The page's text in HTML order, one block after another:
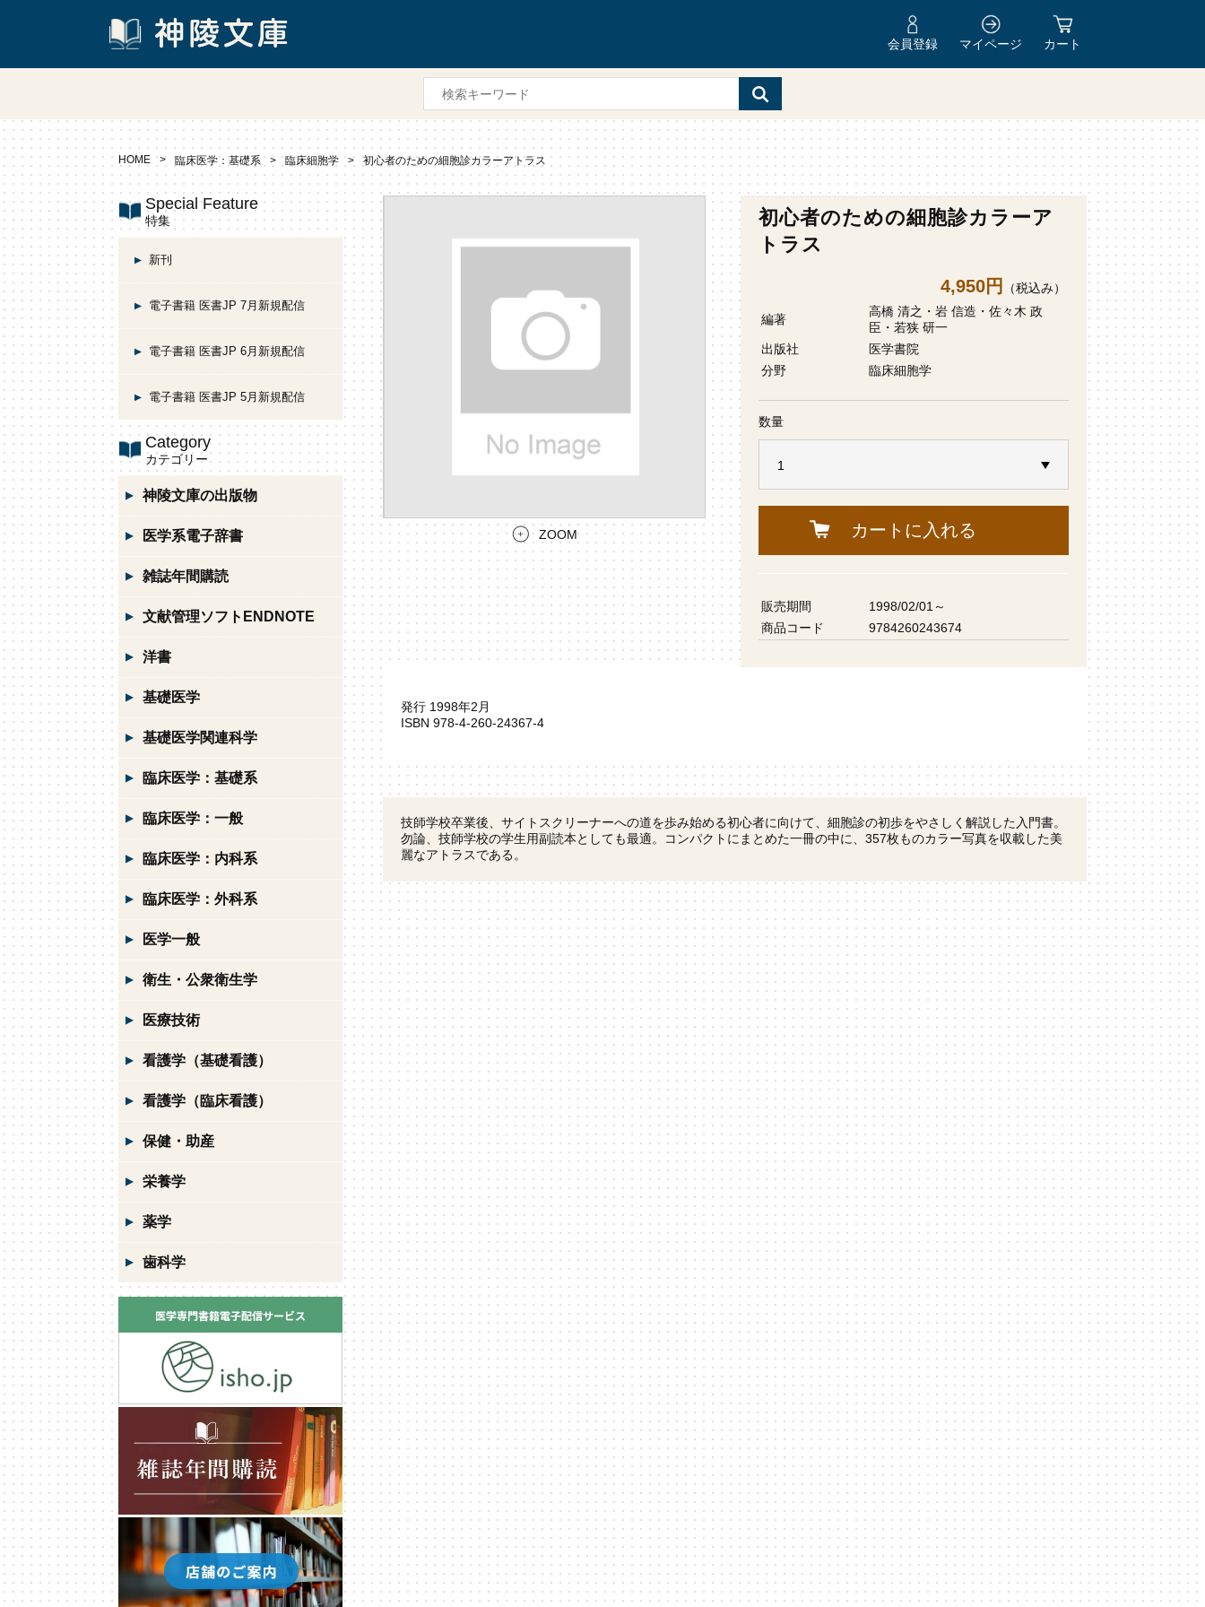
会員登録 マイページ カート
HOME 臨床医学：基礎系 臨床細胞学 初心者のための細胞診カラーアトラス
ZOOM
初心者のための細胞診カラーア
トラス
4,950円 （税込み）
編著
高橋 清之・岩 信造・佐々木 政
臣・若狭 研一
出版社
医学書院
分野
臨床細胞学
数量
カートに入れる
販売期間
1998/02/01～
商品コード
9784260243674
発行 1998年2月
ISBN 978-4-260-24367-4
技師学校卒業後、サイトスクリーナーへの道を歩み始める初心者に向けて、細胞診の初歩をやさしく解説した入門書。
勿論、技師学校の学生用副読本としても最適。コンパクトにまとめた一冊の中に、357枚ものカラー写真を収載した美
麗なアトラスである。
Special Feature
特集
新刊
電子書籍 医書JP 7月新規配信
電子書籍 医書JP 6月新規配信
電子書籍 医書JP 5月新規配信
Category
カテゴリー
神陵文庫の出版物
医学系電子辞書
雑誌年間購読
文献管理ソフトENDNOTE
洋書
基礎医学
基礎医学関連科学
臨床医学：基礎系
臨床医学：一般
臨床医学：内科系
臨床医学：外科系
医学一般
衛生・公衆衛生学
医療技術
看護学（基礎看護）
看護学（臨床看護）
保健・助産
栄養学
薬学
歯科学